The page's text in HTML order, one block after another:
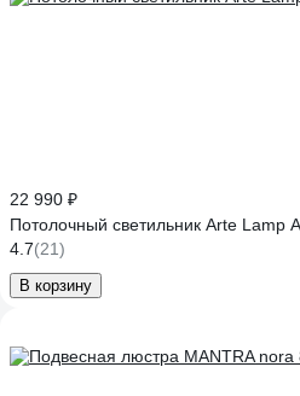
22 990 ₽
Потолочный светильник Arte Lamp
4.7(21)
В корзину